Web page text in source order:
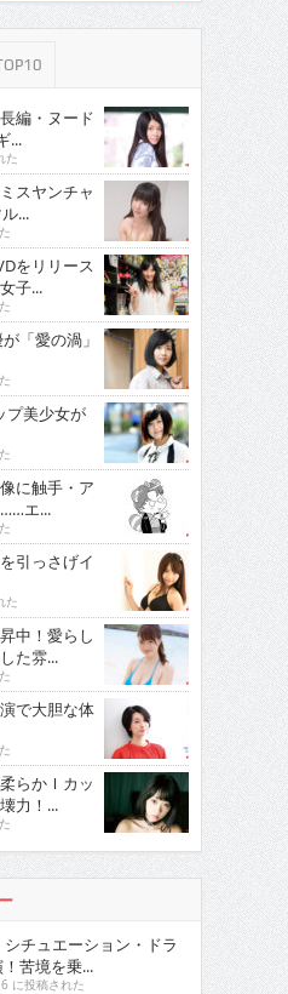
編・ヌード
...
た
スヤンチャ
...
をリリース
子...
「愛の渦」
美少女が
に触手・ア
エ...
引っさげイ
た
中！愛らし
た雰...
で大胆な体
らかＩカッ
力！...
チュエーション・ドラ
苦境を乗...
に投稿された